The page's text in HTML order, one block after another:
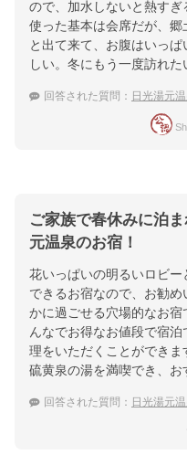
ので、加水しないと熱す
使った基本は会席だが、
と出て来て、お腹はいっ
しい。冬にもう一度訪れた
回答された質問： 日光湯元
ご家族で春休みに泊
元温泉のお宿！
花いっぱいの明るいロビ
できるお宿なので、お勧
かに過ごせる穴場的なお
んなでお得なお値段で宿
理をいただくことができ
硫黄泉の湯を満喫でき、お
回答された質問： 日光湯元温泉